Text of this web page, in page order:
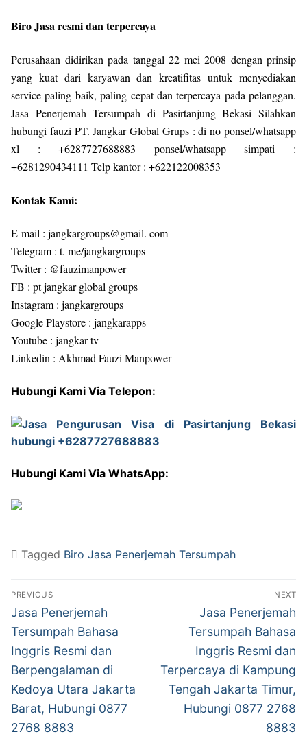
Biro Jasa resmi dan terpercaya
Perusahaan didirikan pada tanggal 22 mei 2008 dengan prinsip
yang kuat dari karyawan dan kreatifitas untuk menyediakan
service paling baik, paling cepat dan terpercaya pada pelanggan.
Jasa Penerjemah Tersumpah di Pasirtanjung Bekasi Silahkan
hubungi fauzi PT. Jangkar Global Grups : di no ponsel/whatsapp
xl : +6287727688883 ponsel/whatsapp simpati :
+6281290434111 Telp kantor : +622122008353
Kontak Kami:
E-mail : jangkargroups@gmail. com
Telegram : t. me/jangkargroups
Twitter : @fauzimanpower
FB : pt jangkar global groups
Instagram : jangkargroups
Google Playstore : jangkarapps
Youtube : jangkar tv
Linkedin : Akhmad Fauzi Manpower
Hubungi Kami Via Telepon:
Hubungi Kami Via WhatsApp:
Tagged Biro Jasa Penerjemah Tersumpah
Post
navigation
PREVIOUS
Previous
post:
Jasa Penerjemah
Tersumpah Bahasa
Inggris Resmi dan
Berpengalaman di
Kedoya Utara Jakarta
Barat, Hubungi 0877
2768 8883
NEXT
Next
post:
Jasa Penerjemah
Tersumpah Bahasa
Inggris Resmi dan
Terpercaya di Kampung
Tengah Jakarta Timur,
Hubungi 0877 2768
8883